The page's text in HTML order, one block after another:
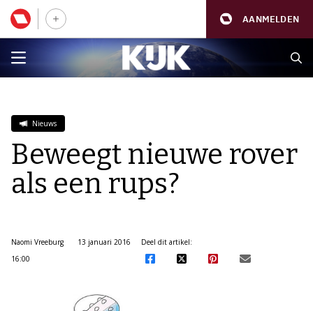
AANMELDEN
Nieuws
Beweegt nieuwe rover
als een rups?
Naomi Vreeburg
13 januari 2016
16:00
Deel dit artikel: